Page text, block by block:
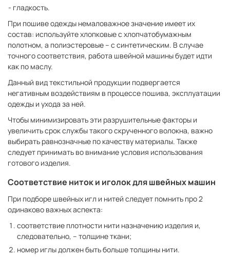
гладкость.
При пошиве одежды немаловажное значение имеет их
состав: используйте хлопковые с хлопчатобумажным
полотном, а полиэстеровые – с синтетическим. В случае
точного соответствия, работа швейной машины будет идти
как по маслу.
Данный вид текстильной продукции подвергается
негативным воздействиям в процессе пошива, эксплуатации
одежды и ухода за ней.
Чтобы минимизировать эти разрушительные факторы и
увеличить срок службы такого скрученного волокна, важно
выбирать равнозначные по качеству материалы. Также
следует принимать во внимание условия использования
готового изделия.
Соответствие ниток и иголок для швейных машин
При подборе швейных игл и нитей следует помнить про 2
одинаково важных аспекта:
соответствие плотности нити назначению изделия и,
следовательно, – толщине ткани;
номер иглы должен быть больше толщины нити.